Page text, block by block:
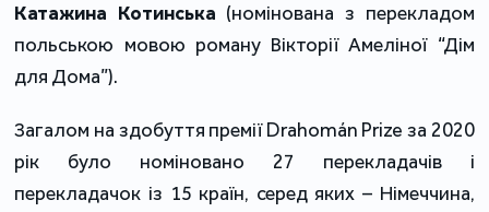
Катажина Котинська (номінована з перекладом
польською мовою роману Вікторії Амеліної “Дім
для Дома”).
Загалом на здобуття премії Drahomán Prize за 2020
рік було номіновано 27 перекладачів і
перекладачок із 15 країн, серед яких – Німеччина,